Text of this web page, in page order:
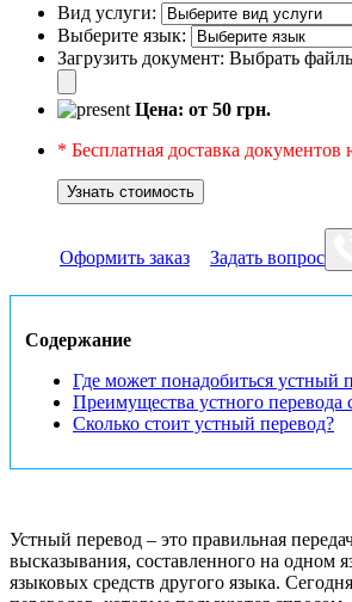
Вид услуги:
Выберите язык:
Загрузить документ: Выбрать
Цена: от 50 грн.
* Бесплатная доставка
Узнать стоимость
Оформить заказ Задать вопрос
Содержание
Где может понадобиться устный
Преимущества устного перевода
Сколько стоит устный перевод?
Устный перевод – это правильная
высказывания, составленного на одном
языковых средств другого языка.